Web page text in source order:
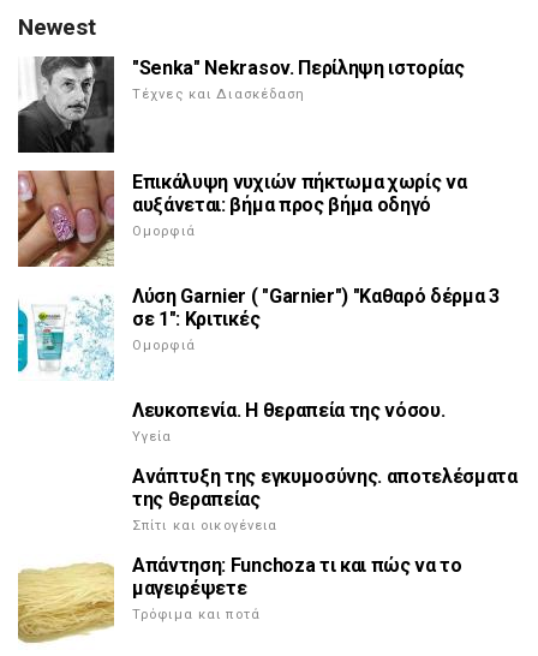
Newest
"Senka" Nekrasov. Περίληψη ιστορίας
Τέχνες και Διασκέδαση
Επικάλυψη νυχιών πήκτωμα χωρίς να
αυξάνεται: βήμα προς βήμα οδηγό
Ομορφιά
Λύση Garnier ( "Garnier") "Καθαρό δέρμα 3
σε 1": Κριτικές
Ομορφιά
Λευκοπενία. Η θεραπεία της νόσου.
Υγεία
Ανάπτυξη της εγκυμοσύνης. αποτελέσματα
της θεραπείας
Σπίτι και οικογένεια
Απάντηση: Funchoza τι και πώς να το
μαγειρέψετε
Τρόφιμα και ποτά